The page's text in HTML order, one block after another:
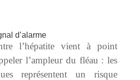
d’alarme
l’hépatite vient à point
l’ampleur du fléau : les
représentent un risque